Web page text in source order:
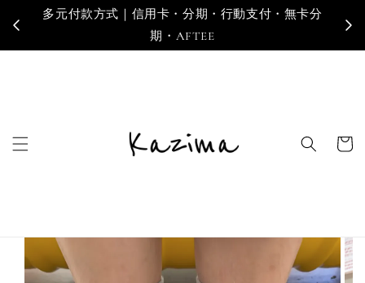
多元付款方式｜信用卡・分期・行動支付・無卡分
期・AFTEE
寄